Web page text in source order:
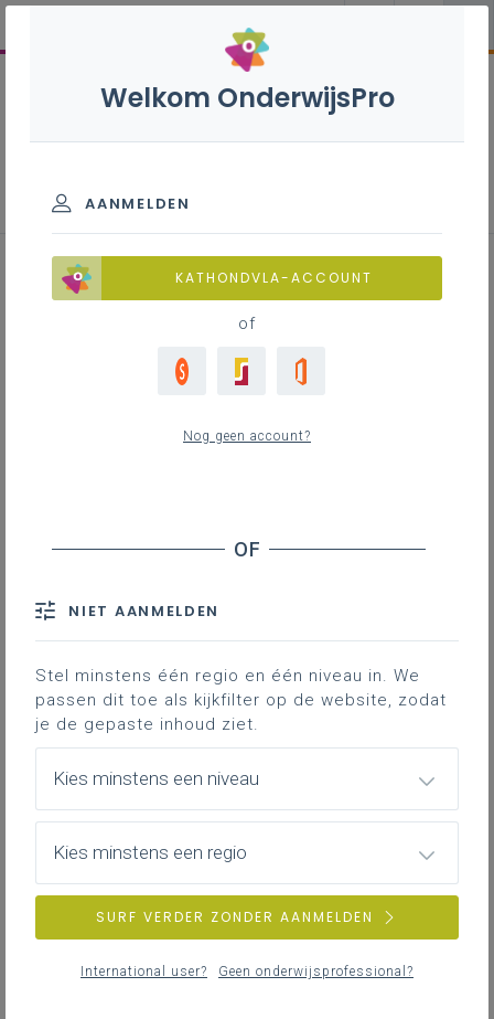
Download het nieuwe leerplan of bekijk het in
Inspirerend materiaal
Achtergrond
Literatuur, onderzoek, regelgeving, websites ...
Professionalisering
Overzicht van nascholingen, vormingen,
netwerken …
Welkom OnderwijsPro
AANMELDEN
KATHONDVLA-ACCOUNT
of
Nog geen account?
NIET AANMELDEN
Stel minstens één regio en één niveau in. We
passen dit toe als kijkfilter op de website, zodat
je de gepaste inhoud ziet.
Kies minstens een niveau
Kies minstens een regio
SURF VERDER ZONDER AANMELDEN
International user? Geen onderwijsprofessional?